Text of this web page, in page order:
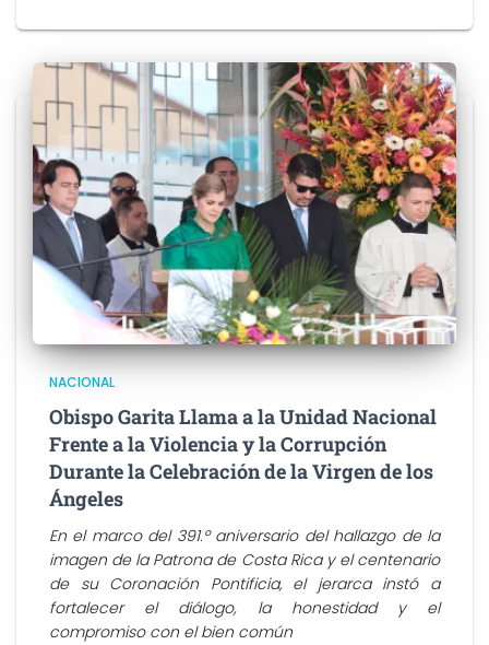
NACIONAL
Obispo Garita Llama a la Unidad Nacional
Frente a la Violencia y la Corrupción
Durante la Celebración de la Virgen de los
Ángeles
En el marco del 391.º aniversario del hallazgo de la
imagen de la Patrona de Costa Rica y el centenario
de su Coronación Pontificia, el jerarca instó a
fortalecer el diálogo, la honestidad y el
compromiso con el bien común